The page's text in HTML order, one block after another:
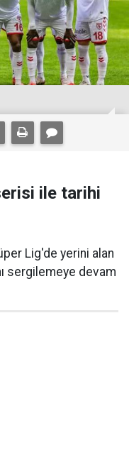
ile tarihi
Lig'de yerini alan
sergilemeye devam